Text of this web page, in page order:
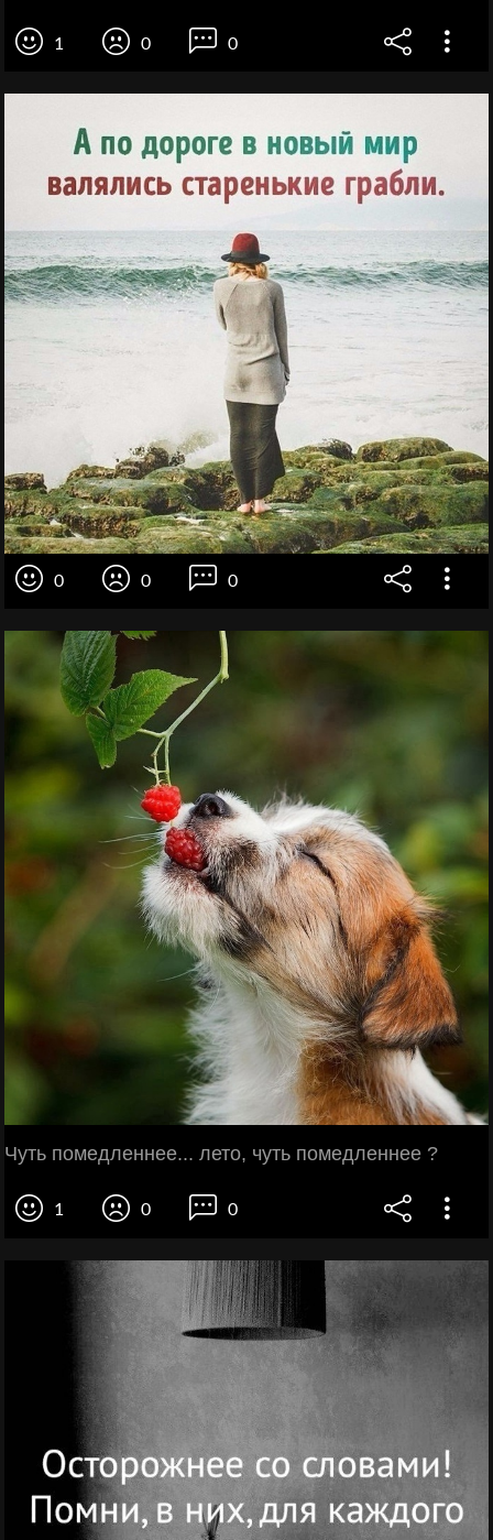
1 0 0
0 0 0
Чуть помедленнее... лето, чуть помедленнее ?
1 0 0